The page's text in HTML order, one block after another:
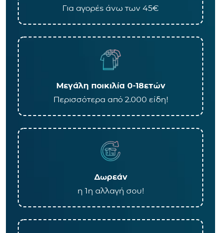
Για αγορές άνω των 45€
Μεγάλη ποικιλία 0-18ετών
Περισσότερα από 2.000 είδη!
Δωρεάν
η 1η αλλαγή σου!